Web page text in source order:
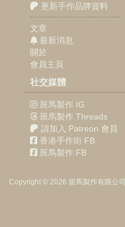
更新手作品牌資料
文章
最新消息
關於
會員主頁
社交媒體
斑馬製作 IG
斑馬製作 Threads
請加入 Patreon 會員
香港手作街 FB
斑馬製作 FB
Copyright © 2026 斑馬製作有限公司